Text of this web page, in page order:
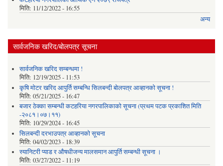
मिति: 11/12/2022 - 16:55
अन्य
सार्वजनिक खरिद/बोलपत्र सूचना
सार्वजनिक खरिद सम्बन्धमा !
मिति: 12/19/2025 - 11:53
कृषि मोटर खरिद आपुर्ति सम्बन्धि सिलबन्दी बोलपत्र आव्हानको सूचना !
मिति: 05/21/2025 - 16:47
बजार ठेक्का सम्बन्धी कटहरिया नगरपालिकाको सूचना (प्रथम पटक प्रकाशित मिति
-२०८१।०७।११)
मिति: 10/29/2024 - 16:45
सिलबन्दी दरभाउपत्र आव्हानको सूचना
मिति: 04/02/2023 - 18:39
स्यानिटरी प्याड र ‌औषधीजन्य मालसमान आपुर्ति सम्बन्धी सूचना ।
मिति: 03/27/2022 - 11:19